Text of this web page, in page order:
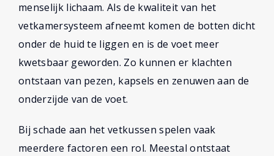
menselijk lichaam. Als de kwaliteit van het
vetkamersysteem afneemt komen de botten dicht
onder de huid te liggen en is de voet meer
kwetsbaar geworden. Zo kunnen er klachten
ontstaan van pezen, kapsels en zenuwen aan de
onderzijde van de voet.
Bij schade aan het vetkussen spelen vaak
meerdere factoren een rol. Meestal ontstaat